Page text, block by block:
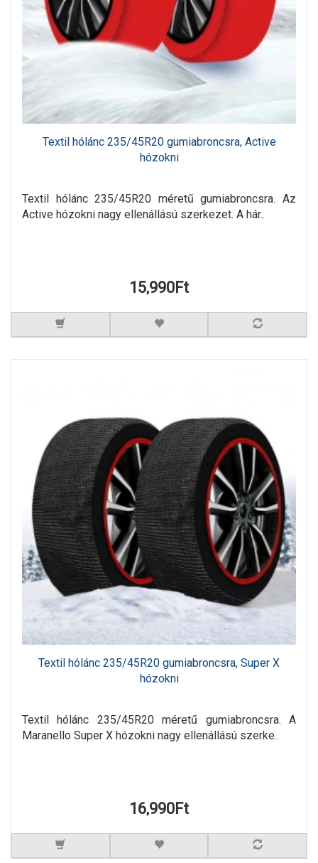
Textil hólánc 235/45R20 gumiabroncsra, Active
hózokni
Textil hólánc 235/45R20 méretű gumiabroncsra. Az
Active hózokni nagy ellenállású szerkezet. A hár..
15,990Ft
Textil hólánc 235/45R20 gumiabroncsra, Super X
hózokni
Textil hólánc 235/45R20 méretű gumiabroncsra. A
Maranello Super X hózokni nagy ellenállású szerke..
16,990Ft